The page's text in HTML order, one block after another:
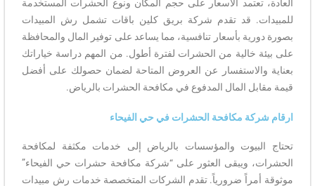
العادة، تعتمد الأسعار على حجم المكان ونوع الحشرات المستخدمة
للمبيدات. قد تقدم شركة بريق كلين باقات تشمل رش المبيدات
بصورة دورية بأسعار تنافسية، مما يساعد على توفير المال والمحافظة
على بيئة خالية من الحشرات لفترة أطول. من المهم دراسة خياراتك
بعناية والاستفسار عن العروض المتاحة لضمان حصولك على أفضل
قيمة مقابل المال المدفوع في مكافحة الحشرات بالرياض.
ارقام شركة مكافحة الحشرات في حي الفيحاء
تحتاج البيوت والمؤسسات بالرياض إلى خدمات مكثفة لمكافحة
الحشرات، ويبقى العثور على “شركة مكافحة حشرات حي الفيحاء”
موثوقة أمراً ضرورياً. تقدم الشركات المتخصصة خدمات رش مبيدات